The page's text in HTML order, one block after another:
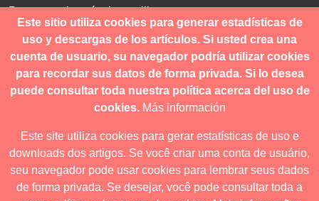
Para consultas técnicas utilice
contacto@revistanuestramerica.cl
Toda comunicación respecto a los envíos se deben realizar
a través del OJS.
Revista nuestrAmérica publica exclusivamente bajo una
licencia internacional
Creative Commons Atribución-
NoComercial-CompartirIgual 4.0 .
Este sitio utiliza cookies para generar estadísticas de
uso y descargas de los artículos. Si usted crea una
cuenta de usuario, su navegador podría utilizar cookies
para recordar sus datos de forma privada. Si lo desea
puede consultar toda nuestra política acerca del uso de
cookies. Más información
Este site utiliza cookies para gerar estatísticas de uso e
downloads dos artigos. Se você criar uma conta de usuário,
seu navegador pode usar cookies para lembrar seus dados
de forma privada. Se desejar, você pode consultar toda a